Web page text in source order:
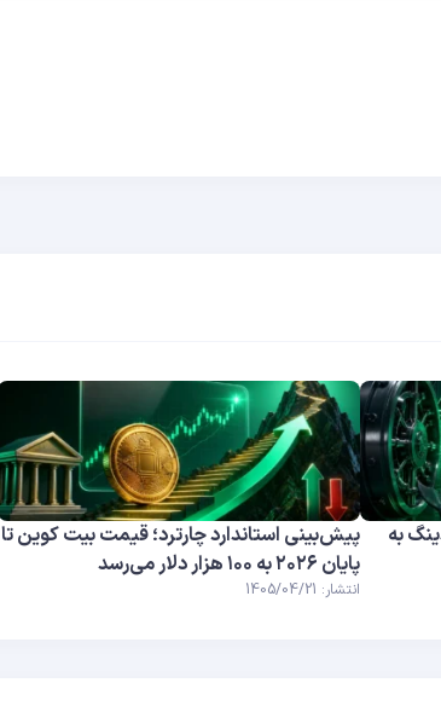
به
پیش‌بینی استاندارد چارترد؛ قیمت بیت کوین تا
پایان ۲۰۲۶ به ۱۰۰ هزار دلار می‌رسد
انتشار: 1405/04/21